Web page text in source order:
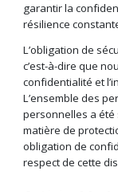
garantir la
résilience
L’obligation de
c’est-à-dire que
confidentialité et
L’ensemble des
personnelles a
matière de
obligation de
respect de cette